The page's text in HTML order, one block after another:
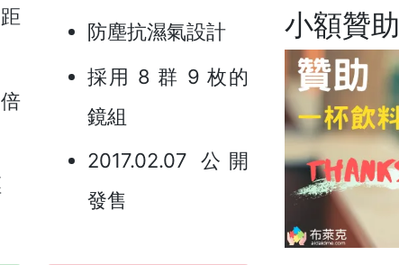
防塵抗濕氣設計
採用 8 群 9 枚的
鏡組
2017.02.07 公開
發售
小額贊助